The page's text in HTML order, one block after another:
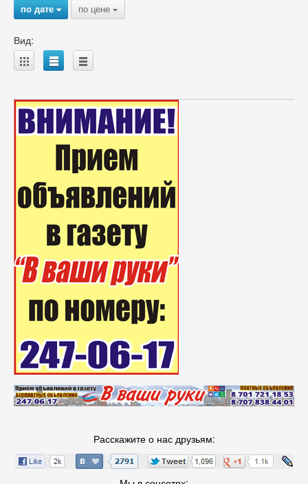
по дате{ по цене {
Вид:
A B C
Расскажите о нас друзьям: